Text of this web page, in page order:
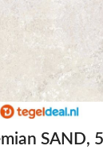
SAND,